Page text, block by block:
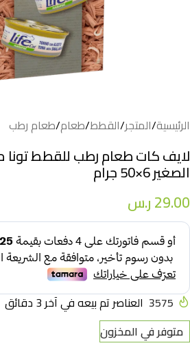
الرئيسية/المتجر/القطط/طعام/طعام رطب
لايف كات طعام رطب للقطط
الصغير 6×50 جرام
29.00ر.س
3575 العناصر تم بيعه في آخر 3 دقائق
متوفر في المخزون